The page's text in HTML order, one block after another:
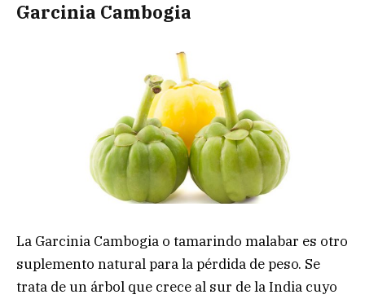
Garcinia Cambogia
La Garcinia Cambogia o tamarindo malabar es otro
suplemento natural para la pérdida de peso. Se
trata de un árbol que crece al sur de la India cuyo